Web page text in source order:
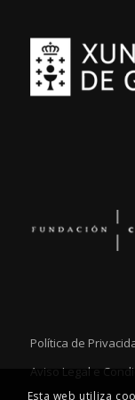
Política de
Aviso Legal e
Esta web utiliza